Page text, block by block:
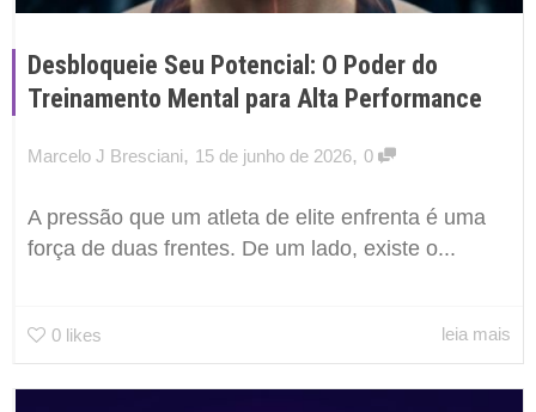
Desbloqueie Seu Potencial: O Poder do
Treinamento Mental para Alta Performance
Marcelo J Bresciani, 15 de junho de 2026, 0
A pressão que um atleta de elite enfrenta é uma
força de duas frentes. De um lado, existe o...
0 likes leia mais